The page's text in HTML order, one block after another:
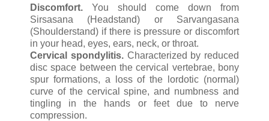
Discomfort. You should come down from
Sirsasana (Headstand) or Sarvangasana
(Shoulderstand) if there is pressure or discomfort
in your head, eyes, ears, neck, or throat.
Cervical spondylitis.Characterized by reduced
disc space between the cervical vertebrae, bony
spur formations, a loss of the lordotic (normal)
curve of the cervical spine, and numbness and
tingling in the hands or feet due to nerve
compression.